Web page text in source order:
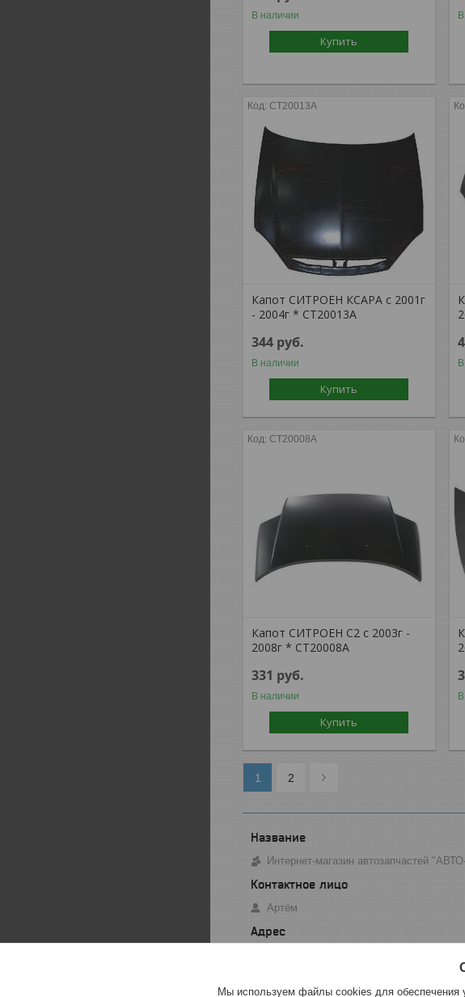
В наличии
Купить
CT20013A
Капот СИТРОЕН КСАРА с 2001г
- 2004г * CT20013A
344 руб.
В наличии
Купить
CT20008A
Капот СИТРОЕН С2 с 2003г -
2008г * CT20008A
331 руб.
В наличии
Купить
1 2
Интернет-магазин автозапчастей
Артём
Мы используем файлы cookies для обеспечения